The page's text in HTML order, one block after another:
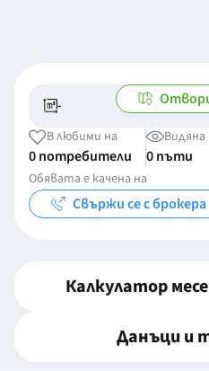
-
В любими на
0 потребители
Видяна
0 пъти
Обявата е качена на
Свържи се с брокера
Калкулатор
Данъци и